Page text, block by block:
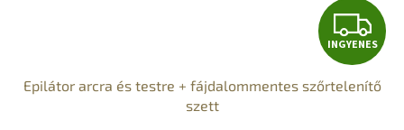
I
N
G
INGYENES
Epilátor arcra és testre + fájdalommentes szőrtelenítő
szett